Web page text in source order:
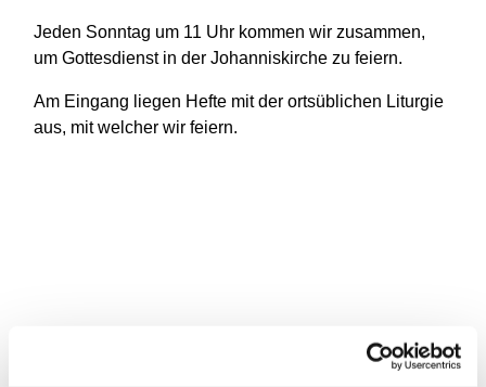
Jeden Sonntag um 11 Uhr kommen wir zusammen,
um Gottesdienst in der Johanniskirche zu feiern.
Am Eingang liegen Hefte mit der ortsüblichen Liturgie
aus, mit welcher wir feiern.